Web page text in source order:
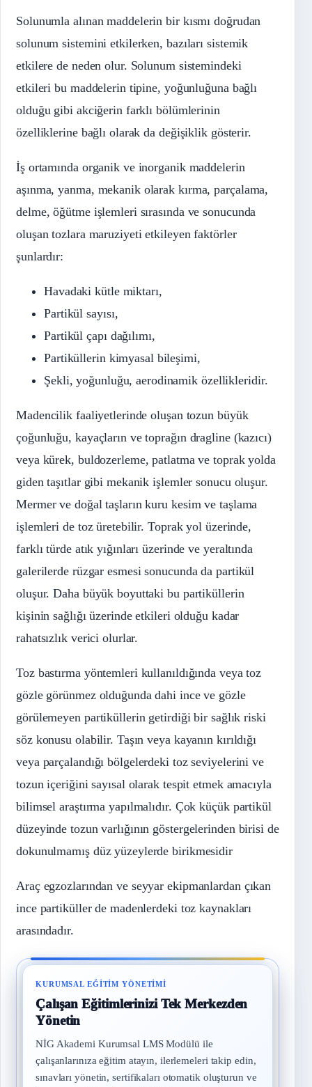
Solunumla alınan maddelerin bir kısmı doğrudan
solunum sistemini etkilerken, bazıları sistemik
etkilere de neden olur. Solunum sistemindeki
etkileri bu maddelerin tipine, yoğunluğuna bağlı
olduğu gibi akciğerin farklı bölümlerinin
özelliklerine bağlı olarak da değişiklik gösterir.
İş ortamında organik ve inorganik maddelerin
aşınma, yanma, mekanik olarak kırma, parçalama,
delme, öğütme işlemleri sırasında ve sonucunda
oluşan tozlara maruziyeti etkileyen faktörler
şunlardır:
Havadaki kütle miktarı,
Partikül sayısı,
Partikül çapı dağılımı,
Partiküllerin kimyasal bileşimi,
Şekli, yoğunluğu, aerodinamik özellikleridir.
Madencilik faaliyetlerinde oluşan tozun büyük
çoğunluğu, kayaçların ve toprağın dragline (kazıcı)
veya kürek, buldozerleme, patlatma ve toprak yolda
giden taşıtlar gibi mekanik işlemler sonucu oluşur.
Mermer ve doğal taşların kuru kesim ve taşlama
işlemleri de toz üretebilir. Toprak yol üzerinde,
farklı türde atık yığınları üzerinde ve yeraltında
galerilerde rüzgar esmesi sonucunda da partikül
oluşur. Daha büyük boyuttaki bu partiküllerin
kişinin sağlığı üzerinde etkileri olduğu kadar
rahatsızlık verici olurlar.
Toz bastırma yöntemleri kullanıldığında veya toz
gözle görünmez olduğunda dahi ince ve gözle
görülemeyen partiküllerin getirdiği bir sağlık riski
söz konusu olabilir. Taşın veya kayanın kırıldığı
veya parçalandığı bölgelerdeki toz seviyelerini ve
tozun içeriğini sayısal olarak tespit etmek amacıyla
bilimsel araştırma yapılmalıdır. Çok küçük partikül
düzeyinde tozun varlığının göstergelerinden birisi de
dokunulmamış düz yüzeylerde birikmesidir
Araç egzozlarından ve seyyar ekipmanlardan çıkan
ince partiküller de madenlerdeki toz kaynakları
arasındadır.
KURUMSAL EĞITIM YÖNETIMI
Çalışan Eğitimlerinizi Tek Merkezden
Yönetin
NİG Akademi Kurumsal LMS Modülü ile
çalışanlarınıza eğitim atayın, ilerlemeleri takip edin,
sınavları yönetin, sertifikaları otomatik oluşturun ve